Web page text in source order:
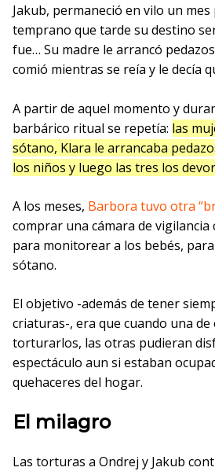
Jakub, permaneció en vilo un
temprano que tarde su destino
fue… Su madre le arrancó
comió mientras se reía y le decía
A partir de aquel momento y
barbárico ritual se repetía: las
sótano, Klara le arrancaba
los niños y luego las tres los
A los meses, Barbora tuvo otra
comprar una cámara de vigilancia
para monitorear a los bebés,
sótano.
El objetivo -además de tener
criaturas-, era que cuando una de
torturarlos, las otras pudieran
espectáculo aun si estaban
quehaceres del hogar.
El milagro
Las torturas a Ondrej y Jakub